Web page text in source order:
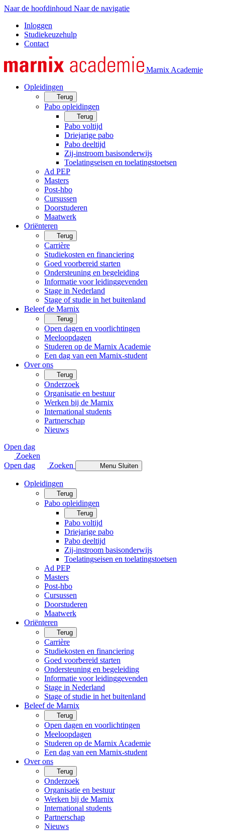
Naar de hoofdinhoud Naar de navigatie
Inloggen
Studiekeuzehulp
Contact
Marnix Academie
Opleidingen
Terug
Pabo opleidingen
Terug
Pabo voltijd
Driejarige pabo
Pabo deeltijd
Zij-instroom basisonderwijs
Toelatingseisen en toelatingstoetsen
Ad PEP
Masters
Post-hbo
Cursussen
Doorstuderen
Maatwerk
Oriënteren
Terug
Carrière
Studiekosten en financiering
Goed voorbereid starten
Ondersteuning en begeleiding
Informatie voor leidinggevenden
Stage in Nederland
Stage of studie in het buitenland
Beleef de Marnix
Terug
Open dagen en voorlichtingen
Meeloopdagen
Studeren op de Marnix Academie
Een dag van een Marnix-student
Over ons
Terug
Onderzoek
Organisatie en bestuur
Werken bij de Marnix
International students
Partnerschap
Nieuws
Open dag
Zoeken
Open dag
Zoeken Menu Sluiten
Opleidingen
Terug
Pabo opleidingen
Terug
Pabo voltijd
Driejarige pabo
Pabo deeltijd
Zij-instroom basisonderwijs
Toelatingseisen en toelatingstoetsen
Ad PEP
Masters
Post-hbo
Cursussen
Doorstuderen
Maatwerk
Oriënteren
Terug
Carrière
Studiekosten en financiering
Goed voorbereid starten
Ondersteuning en begeleiding
Informatie voor leidinggevenden
Stage in Nederland
Stage of studie in het buitenland
Beleef de Marnix
Terug
Open dagen en voorlichtingen
Meeloopdagen
Studeren op de Marnix Academie
Een dag van een Marnix-student
Over ons
Terug
Onderzoek
Organisatie en bestuur
Werken bij de Marnix
International students
Partnerschap
Nieuws